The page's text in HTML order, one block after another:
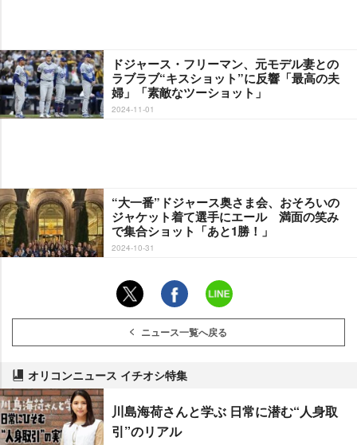
ドジャース・フリーマン、元モデル妻との
ラブラブ“キスショット”に反響「最高の夫
婦」「素敵なツーショット」
2024-11-01
“大一番”ドジャース奥さま会、おそろいの
ジャケット着て選手にエール 満面の笑み
で集合ショット「あと1勝！」
2024-10-31
ニュース一覧へ戻る
オリコンニュース イチオシ特集
川島海荷さんと学ぶ 日常に潜む“人身取
引”のリアル